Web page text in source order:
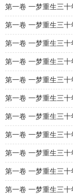
第一卷 一梦重生三十
第一卷 一梦重生三十
第一卷 一梦重生三
第一卷 一梦重生三
第一卷 一梦重生三
第一卷 一梦重生三
第一卷 一梦重生三十
第一卷 一梦重生三
第一卷 一梦重生三十
第一卷 一梦重生三十
第一卷 一梦重生三